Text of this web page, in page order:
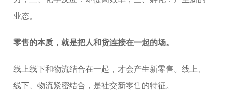
业态。
零售的本质，就是把人和货连接在一起的场。
线上线下和物流结合在一起，才会产生新零售。线上、
线下、物流紧密结合，是社交新零售的特征。